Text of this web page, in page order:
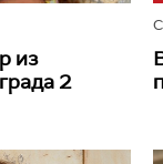
из
2